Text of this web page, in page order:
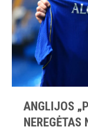
ANGLIJOS